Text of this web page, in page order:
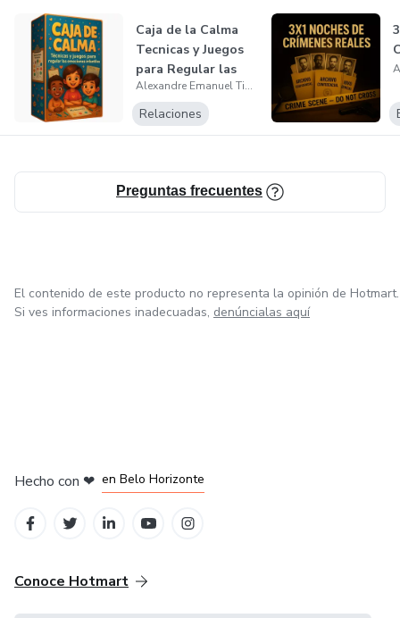
Caja de la Calma
Tecnicas y Juegos
para Regular las
Emocione...
Alexandre Emanuel Timm
Relaciones
Preguntas frecuentes
El contenido de este producto no representa la opinión de Hotmart.
Si ves informaciones inadecuadas, denúncialas aquí
Hecho con ❤ en Belo Horizonte
Conoce Hotmart